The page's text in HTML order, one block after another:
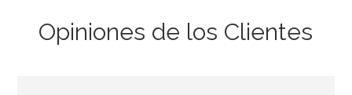
Opiniones de los Clientes